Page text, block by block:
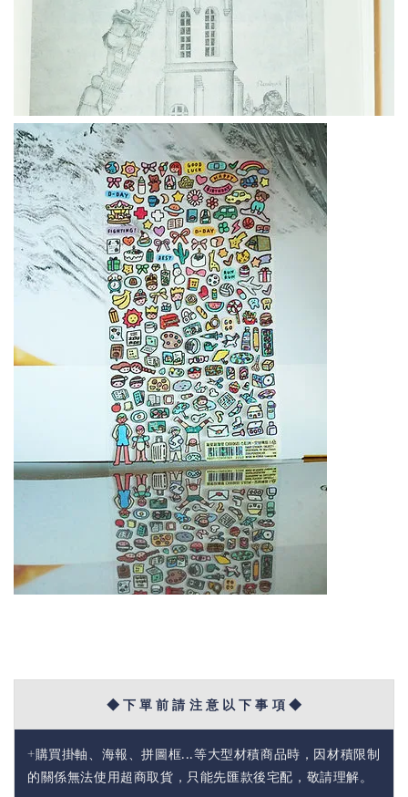
◆ 下 單 前 請 注 意 以 下 事 項 ◆
+購買掛軸、海報、拼圖框...等大型材積商品時，因材積限制
的關係無法使用超商取貨，只能先匯款後宅配，敬請理解。